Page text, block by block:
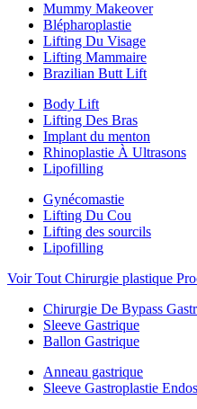
Mummy Makeover
Blépharoplastie
Lifting Du Visage
Lifting Mammaire
Brazilian Butt Lift
Body Lift
Lifting Des Bras
Implant du menton
Rhinoplastie À Ultrasons
Lipofilling
Gynécomastie
Lifting Du Cou
Lifting des sourcils
Lipofilling
Voir Tout Chirurgie plastique
Chirurgie De Bypass
Sleeve Gastrique
Ballon Gastrique
Anneau gastrique
Sleeve Gastroplastie